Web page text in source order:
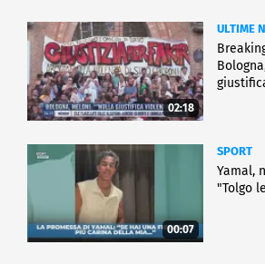
02:18
ULTIME
00:07
SPORT
Yamal,
"Tolgo